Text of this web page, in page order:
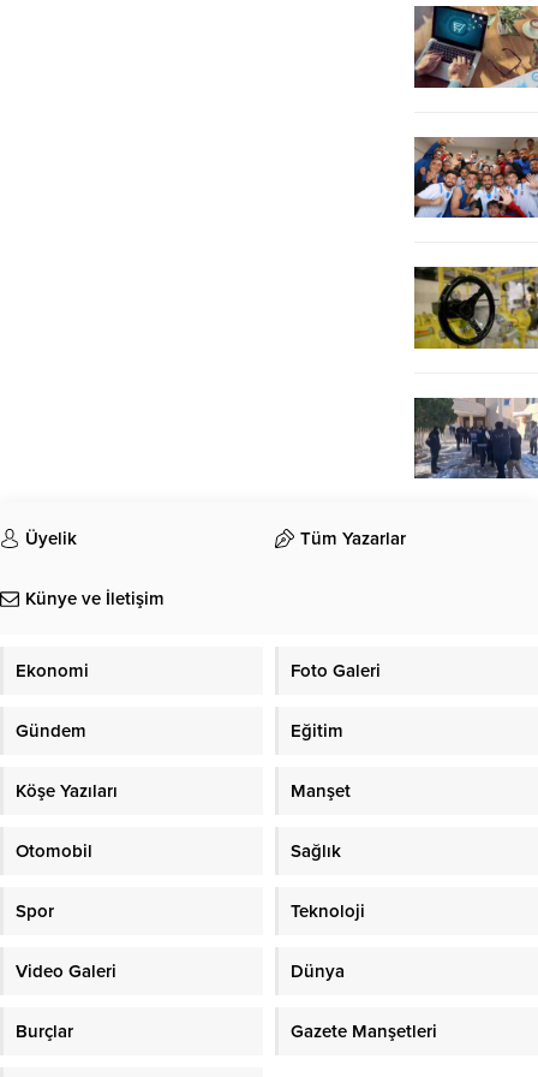
Üyelik Tüm Yazarlar
Künye ve İletişim
Ekonomi Foto Galeri
Gündem Eğitim
Köşe Yazıları Manşet
Otomobil Sağlık
Spor Teknoloji
Video Galeri Dünya
Burçlar Gazete Manşetleri